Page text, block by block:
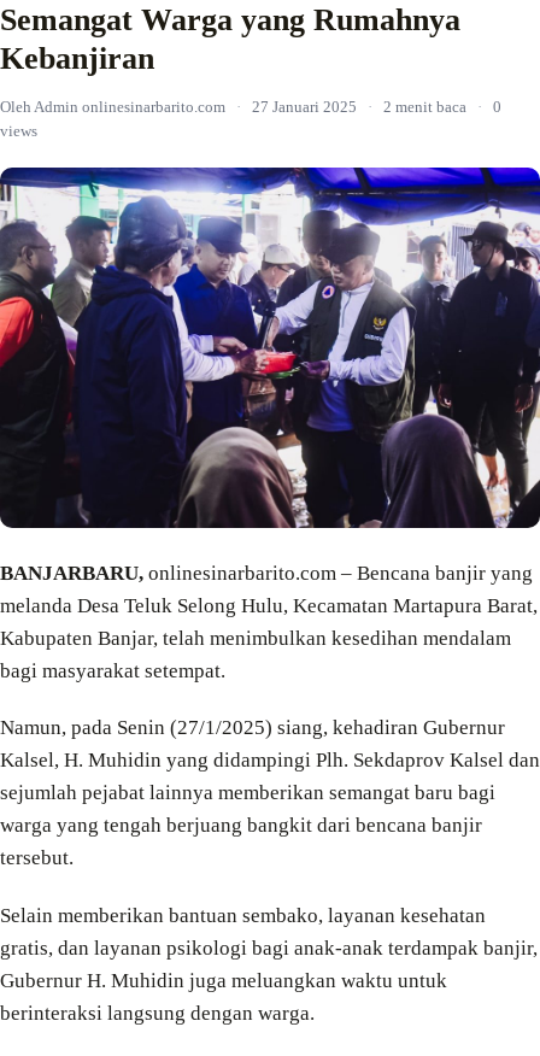
Semangat Warga yang Rumahnya
Kebanjiran
Oleh Admin onlinesinarbarito.com · 27 Januari 2025 · 2 menit baca ·
0
views
BANJARBARU, onlinesinarbarito.com – Bencana banjir yang
melanda Desa Teluk Selong Hulu, Kecamatan Martapura Barat,
Kabupaten Banjar, telah menimbulkan kesedihan mendalam
bagi masyarakat setempat.
Namun, pada Senin (27/1/2025) siang, kehadiran Gubernur
Kalsel, H. Muhidin yang didampingi Plh. Sekdaprov Kalsel dan
sejumlah pejabat lainnya memberikan semangat baru bagi
warga yang tengah berjuang bangkit dari bencana banjir
tersebut.
Selain memberikan bantuan sembako, layanan kesehatan
gratis, dan layanan psikologi bagi anak-anak terdampak banjir,
Gubernur H. Muhidin juga meluangkan waktu untuk
berinteraksi langsung dengan warga.